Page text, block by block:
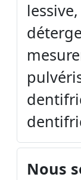
Nous